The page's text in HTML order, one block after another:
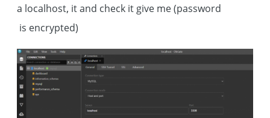
a localhost, it and check it give me (password
is encrypted)